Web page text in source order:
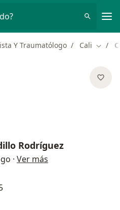
Y Traumatólogo Cali
Rodríguez
· Ver más